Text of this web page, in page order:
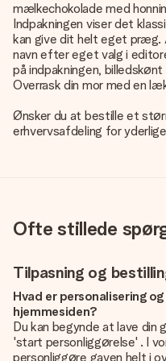
mælkechokolade med
Indpakningen viser det
kan give dit helt eget
navn efter eget valg i
på indpakningen,
Overrask din mor med en
Ønsker du at bestille et
erhvervsafdeling for
Ofte stillede
Tilpasning og
Hvad er personalisering
hjemmesiden?
Du kan begynde at lave din
'start personliggørelse' . I
personliggøre gaven helt i